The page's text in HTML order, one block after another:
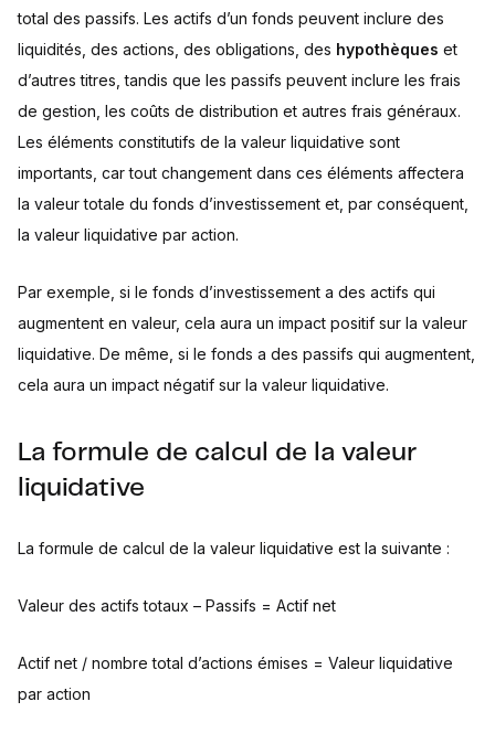
total des passifs. Les actifs d’un fonds peuvent inclure des
liquidités, des actions, des obligations, des hypothèques et
d’autres titres, tandis que les passifs peuvent inclure les frais
de gestion, les coûts de distribution et autres frais généraux.
Les éléments constitutifs de la valeur liquidative sont
importants, car tout changement dans ces éléments affectera
la valeur totale du fonds d’investissement et, par conséquent,
la valeur liquidative par action.
Par exemple, si le fonds d’investissement a des actifs qui
augmentent en valeur, cela aura un impact positif sur la valeur
liquidative. De même, si le fonds a des passifs qui augmentent,
cela aura un impact négatif sur la valeur liquidative.
La formule de calcul de la valeur
liquidative
La formule de calcul de la valeur liquidative est la suivante :
Valeur des actifs totaux – Passifs = Actif net
Actif net / nombre total d’actions émises = Valeur liquidative
par action